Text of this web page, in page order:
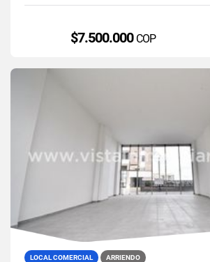
$7.500.000 COP
LOCAL COMERCIAL ARRIENDO